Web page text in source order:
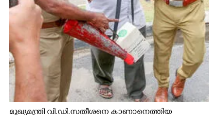
മുഖ്യമന്ത്രി വി.ഡി.സതീശനെ കാണാനെത്തിയ